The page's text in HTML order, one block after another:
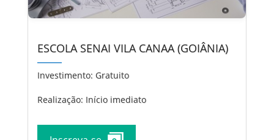
ESCOLA SENAI VILA CANAA (GOIÂNIA)
Investimento: Gratuito
Realização: Início imediato